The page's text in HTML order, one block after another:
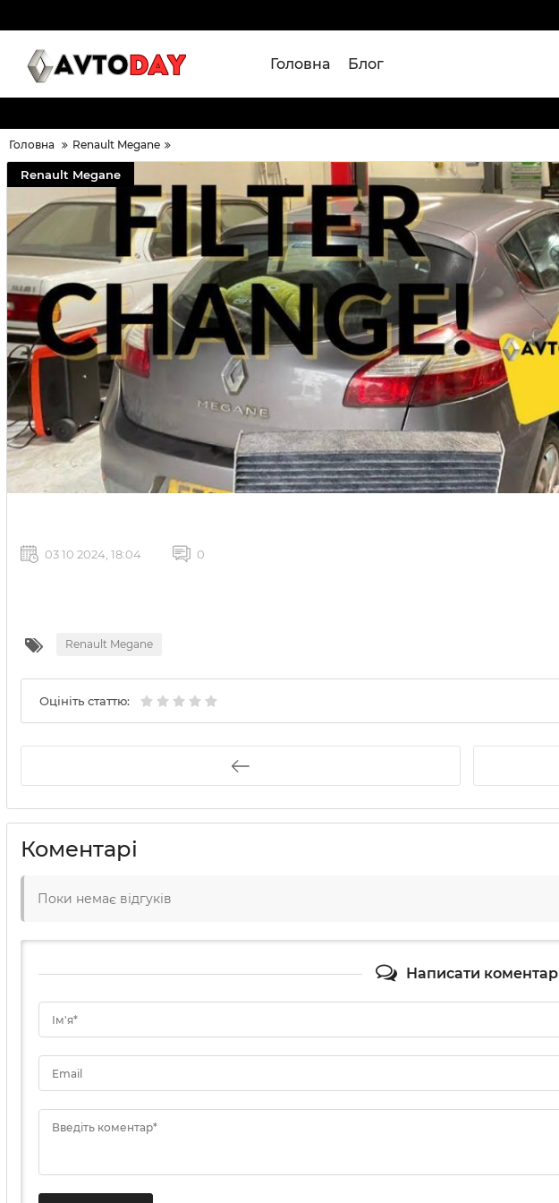
Головна Блог
Головна Renault Megane
Renault Megane
03 10 2024, 18:04 0
Renault Megane
Оцініть статтю:
Коментарі
Поки немає відгуків
Написати коментар
Ім'я*
Email
Введіть коментар*